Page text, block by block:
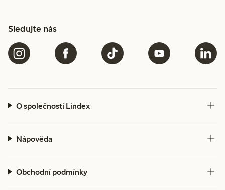
Sledujte nás
O společnosti Lindex
Nápověda
Obchodní podmínky